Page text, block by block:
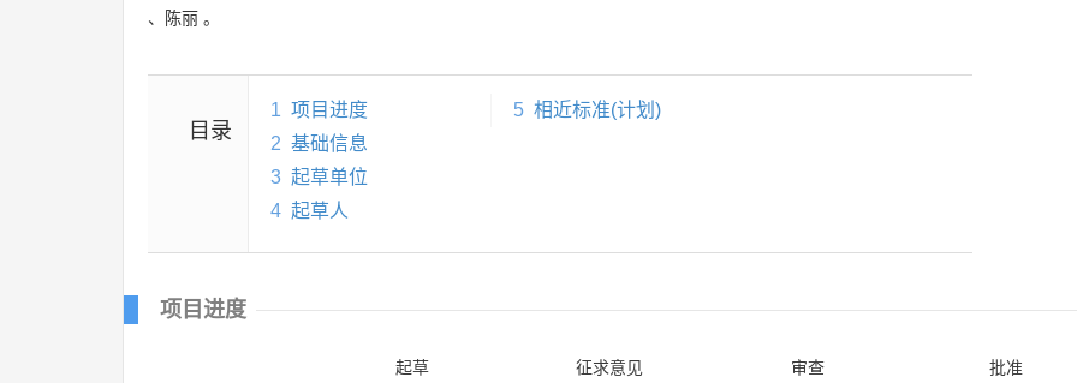
、
陈丽 。
目录
1 项目进度
2 基础信息
3 起草单位
4 起草人
5 相近标准(计划)
项目进度
起草 征求意见 审查 批准